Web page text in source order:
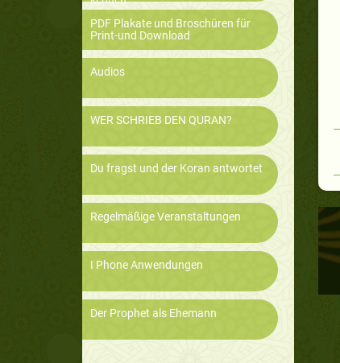
PDF Plakate und Broschüren für
Print-und Download
Audios
WER SCHRIEB DEN QURAN?
Du fragst und der Koran antwortet
Regelmäßige Veranstaltungen
I Phone Anwendungen
Der Prophet als Ehemann